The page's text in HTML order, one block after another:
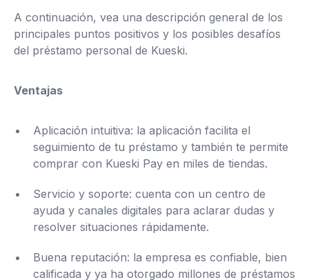
A continuación, vea una descripción general de los
principales puntos positivos y los posibles desafíos
del préstamo personal de Kueski.
Ventajas
Aplicación intuitiva: la aplicación facilita el
seguimiento de tu préstamo y también te permite
comprar con Kueski Pay en miles de tiendas.
Servicio y soporte: cuenta con un centro de
ayuda y canales digitales para aclarar dudas y
resolver situaciones rápidamente.
Buena reputación: la empresa es confiable, bien
calificada y ya ha otorgado millones de préstamos